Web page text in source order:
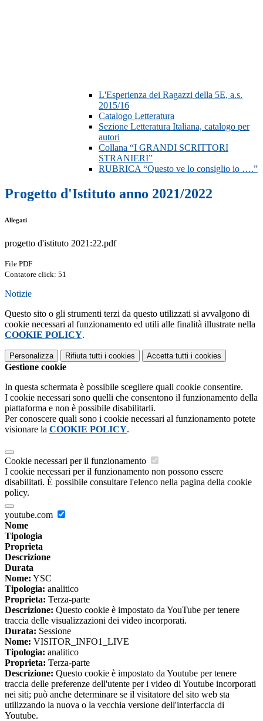
L'Esperienza dei Ragazzi della 5E, a.s.
2015/16
Catalogo Letteratura
Sezione Letteratura Italiana, catalogo per
autori
Collana “I GRANDI SCRITTORI
STRANIERI”
RUBRICA “Questo ve lo consiglio io ….”
Progetto d'Istituto anno 2021/2022
Allegati
progetto d'istituto 2021:22.pdf
File PDF
Contatore click: 51
Notizie
Questo sito o gli strumenti terzi da questo utilizzati si avvalgono di
cookie necessari al funzionamento ed utili alle finalità illustrate nella
COOKIE POLICY.
Personalizza Rifiuta tutti i cookies Accetta tutti i cookies
Gestione cookie
In questa schermata è possibile scegliere quali cookie consentire.
I cookie necessari sono quelli che consentono il funzionamento della
piattaforma e non è possibile disabilitarli.
Per conoscere quali sono i cookie necessari al funzionamento potete
visionare la COOKIE POLICY.
Cookie necessari per il funzionamento
I cookie necessari per il funzionamento non possono essere
disabilitati. È possibile consultare l'elenco nella pagina della cookie
policy.
youtube.com
Nome
Tipologia
Proprieta
Descrizione
Durata
Nome: YSC
Tipologia: analitico
Proprieta: Terza-parte
Descrizione: Questo cookie è impostato da YouTube per tenere
traccia delle visualizzazioni dei video incorporati.
Durata: Sessione
Nome: VISITOR_INFO1_LIVE
Tipologia: analitico
Proprieta: Terza-parte
Descrizione: Questo cookie è impostato da Youtube per tenere
traccia delle preferenze dell'utente per i video di Youtube incorporati
nei siti; può anche determinare se il visitatore del sito web sta
utilizzando la nuova o la vecchia versione dell'interfaccia di
Youtube.